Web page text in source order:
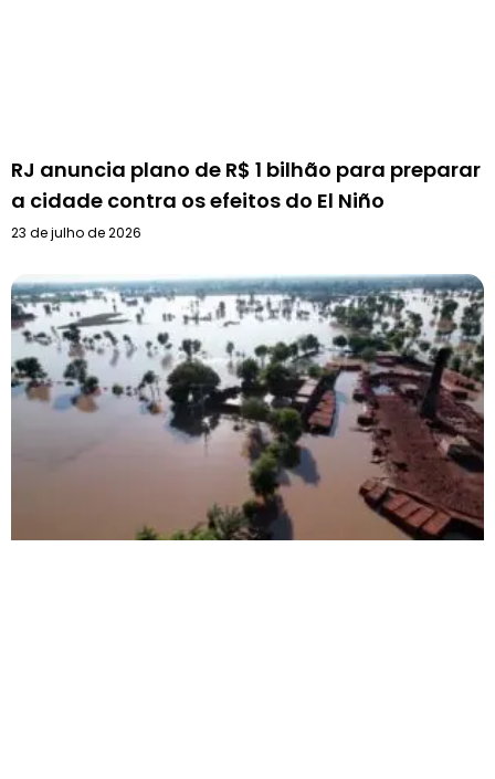
RJ anuncia plano de R$ 1 bilhão para preparar
a cidade contra os efeitos do El Niño
23 de julho de 2026